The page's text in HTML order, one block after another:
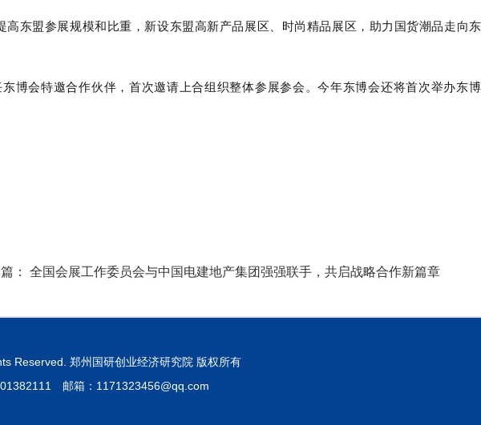
东盟参展规模和比重，新设东盟高新产品展区、时尚精品展区，助力国货潮品走向
博会特邀合作伙伴，首次邀请上合组织整体参展参会。今年东博会还将首次举办东
： 全国会展工作委员会与中国电建地产集团强强联手，共启战略合作新篇章
Reserved. 郑州国研创业经济研究院 版权所有
邮箱：1171323456@qq.com